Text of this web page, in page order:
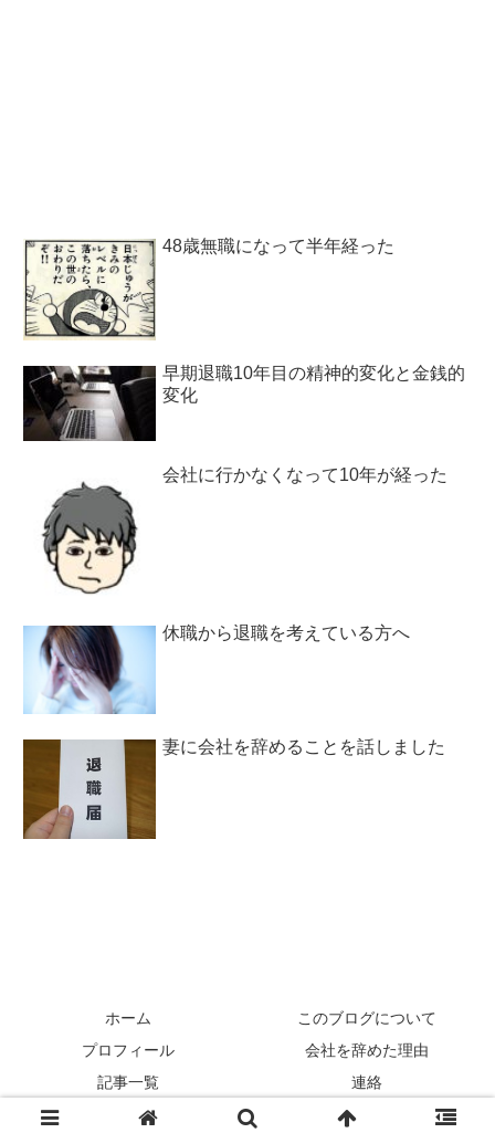
48歳無職になって半年経った
早期退職10年目の精神的変化と金銭的
変化
会社に行かなくなって10年が経った
休職から退職を考えている方へ
妻に会社を辞めることを話しました
ホーム
このブログについて
プロフィール
会社を辞めた理由
記事一覧
連絡
© 2013-2026 自由になりたくて47歳で会社を辞めたらこうなった.